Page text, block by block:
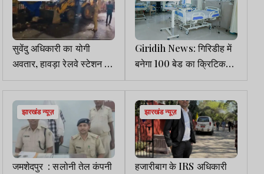
सुवेंदु अधिकारी का योगी
अवतार, हावड़ा रेलवे स्टेशन के
पास बुलडोजर एक्शन,अवैध
निर्माण ध्वस्त किये गये
Giridih News: गिरिडीह में
बनेगा 100 बेड का क्रिटिकल
केयर अस्पताल, 13 करोड़
जारी
झारखंड न्यूज़
जमशेदपुर : सलोनी तेल कंपनी
झारखंड न्यूज़
हजारीबाग के IRS अधिकारी